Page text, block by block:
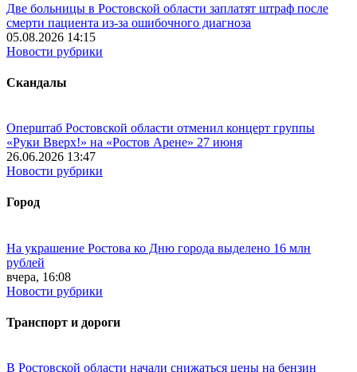
Две больницы в Ростовской области заплатят штраф после
смерти пациента из-за ошибочного диагноза
05.08.2026 14:15
Новости рубрики
Скандалы
Оперштаб Ростовской области отменил концерт группы
«Руки Вверх!» на «Ростов Арене» 27 июня
26.06.2026 13:47
Новости рубрики
Город
На украшение Ростова ко Дню города выделено 16 млн
рублей
вчера, 16:08
Новости рубрики
Транспорт и дороги
В Ростовской области начали снижаться цены на бензин